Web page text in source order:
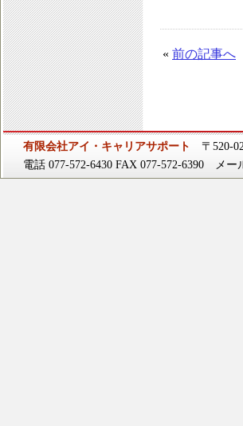
« 前の記事へ
有限会社アイ・キャリアサポート
〒520-
電話 077-572-6430 FAX 077-572-6390 メー